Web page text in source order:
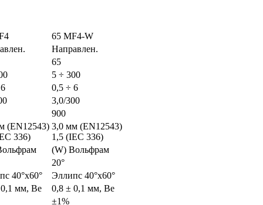
65 MF4-W
Направлен.
65
5 ÷ 300
0,5 ÷ 6
3,0/300
900
(EN12543)
336)
3,0 мм (EN12543)
1,5 (IEC 336)
(W) Вольфрам
20°
40°x60°
Эллипс 40°x60°
мм, Ве
0,8 ± 0,1 мм, Ве
±1%